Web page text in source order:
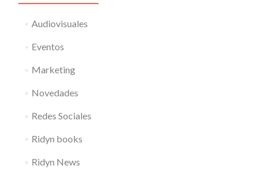
Audiovisuales
Eventos
Marketing
Novedades
Redes Sociales
Ridyn books
Ridyn News